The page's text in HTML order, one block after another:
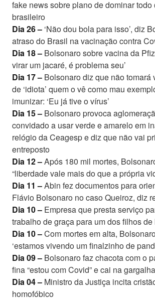
fake news sobre plano de dominar todo
brasileiro
Dia 26 – ‘Não dou bola para isso’, diz
atraso do Brasil na vacinação contra
Dia 18 – Bolsonaro sobre vacina da
virar um jacaré, é problema seu’
Dia 17 – Bolsonaro diz que não tomará
de ‘idiota’ quem o vê como mau
imunizar: ‘Eu já tive o vírus’
Dia 15 – Bolsonaro provoca
convidado a usar verde e amarelo em
relógio da Ceagesp e diz que não vai
entreposto
Dia 12 –Após 180 mil mortes,
“liberdade vale mais do que a própria
Dia 11 –Abin fez documentos para
Flávio Bolsonaro no caso Queiroz, diz
Dia 10 – Empresa que presta serviço
trabalho de graça para um dos filhos
Dia 10 –Com mortes em alta,
‘estamos vivendo um finalzinho de
Dia 09 – Bolsonaro faz chacota com o
fina “estou com Covid” e cai na
Dia 04 – Ministro da Justiça incita
homofóbico